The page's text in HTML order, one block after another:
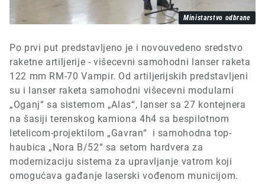
Ministarstvo odbrane
Po prvi put predstavljeno je i novouvedeno sredstvo
raketne artiljerije - višecevni samohodni lanser raketa
122 mm RM-70 Vampir. Od artiljerijskih predstavljeni
su i lanser raketa samohodni višecevni modularni
„Oganj“sa sistemom „Alas“, lanser sa 27 kontejnera
na šasiji terenskog kamiona 4h4 sa bespilotnom
letelicom-projektilom „Gavran“ i samohodnatop-
haubica „Nora B/52“ sa setom hardvera za
modernizaciju sistema za upravljanje vatrom koji
omogućava gađanje laserski vođenom municijom.